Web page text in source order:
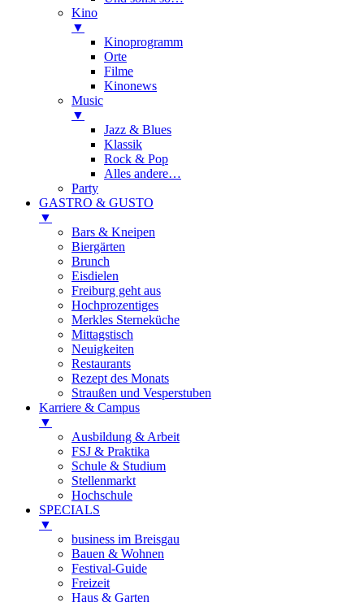
Kino
▼
Kinoprogramm
Orte
Filme
Kinonews
Music
▼
Jazz & Blues
Klassik
Rock & Pop
Alles andere…
Party
GASTRO & GUSTO
▼
Bars & Kneipen
Biergärten
Brunch
Eisdielen
Freiburg geht aus
Hochprozentiges
Merkles Sterneküche
Mittagstisch
Neuigkeiten
Restaurants
Rezept des Monats
Straußen und Vesperstuben
Karriere & Campus
▼
Ausbildung & Arbeit
FSJ & Praktika
Schule & Studium
Stellenmarkt
Hochschule
SPECIALS
▼
business im Breisgau
Bauen & Wohnen
Festival-Guide
Freizeit
Haus & Garten